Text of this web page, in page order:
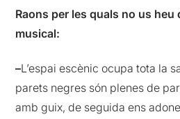
Raons per les quals no us heu
musical:
–L’espai escènic ocupa tota la
parets negres són plenes de
amb guix, de seguida ens